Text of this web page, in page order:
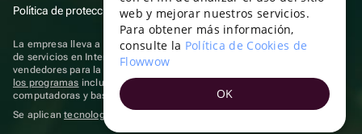
Política de protección y privacidad de datos
La empresa lleva a cabo su actividad en el ámbito de las TI: prestación
de servicios en Internet para la publicación de ofertas (anuncios) de
vendedores para la venta de artículos. Acceder a la
los programas incluidos en el registro de programas rusos para
computadoras y bases de datos.
Se aplicantecnologías de recomendación
HUNGARIAN
ITALIAN
web y mejorar nuestros servicios.
Para obtener más información,
consulte la Política de Cookies de
Flowwow
OK